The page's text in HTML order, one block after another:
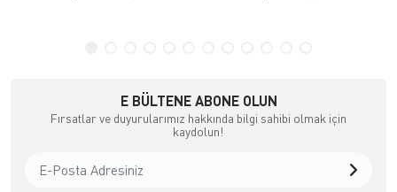
E BÜLTENE ABONE OLUN
Fırsatlar ve duyurularımız hakkında bilgi sahibi olmak için
kaydolun!